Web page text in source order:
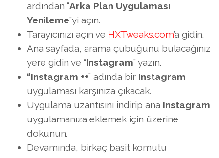
ardından “Arka Plan Uygulaması
Yenileme”yi açın.
Tarayıcınızı açın ve HXTweaks.com’a gidin.
Ana sayfada, arama çubuğunu bulacağınız
yere gidin ve “Instagram” yazın.
“Instagram ++” adında bir Instagram
uygulaması karşınıza çıkacak.
Uygulama uzantısını indirip ana Instagram
uygulamanıza eklemek için üzerine
dokunun.
Devamında, birkaç basit komutu